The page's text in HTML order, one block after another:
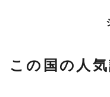
この国の人